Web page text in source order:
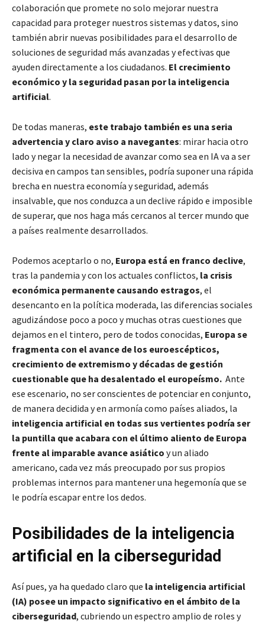
colaboración que promete no solo mejorar nuestra
capacidad para proteger nuestros sistemas y datos, sino
también abrir nuevas posibilidades para el desarrollo de
soluciones de seguridad más avanzadas y efectivas que
ayuden directamente a los ciudadanos. El crecimiento
económico y la seguridad pasan por la inteligencia
artificial.
De todas maneras, este trabajo también es una seria
advertencia y claro aviso a navegantes: mirar hacia otro
lado y negar la necesidad de avanzar como sea en IA va a ser
decisiva en campos tan sensibles, podría suponer una rápida
brecha en nuestra economía y seguridad, además
insalvable, que nos conduzca a un declive rápido e imposible
de superar, que nos haga más cercanos al tercer mundo que
a países realmente desarrollados.
Podemos aceptarlo o no, Europa está en franco declive,
tras la pandemia y con los actuales conflictos, la crisis
económica permanente causando estragos, el
desencanto en la política moderada, las diferencias sociales
agudizándose poco a poco y muchas otras cuestiones que
dejamos en el tintero, pero de todos conocidas, Europa se
fragmenta con el avance de los euroescépticos,
crecimiento de extremismo y décadas de gestión
cuestionable que ha desalentado el europeísmo. Ante
ese escenario, no ser conscientes de potenciar en conjunto,
de manera decidida y en armonía como países aliados, la
inteligencia artificial en todas sus vertientes podría ser
la puntilla que acabara con el último aliento de Europa
frente al imparable avance asiático y un aliado
americano, cada vez más preocupado por sus propios
problemas internos para mantener una hegemonía que se
le podría escapar entre los dedos.
Posibilidades de la inteligencia
artificial en la ciberseguridad
Así pues, ya ha quedado claro que la inteligencia artificial
(IA) posee un impacto significativo en el ámbito de la
ciberseguridad, cubriendo un espectro amplio de roles y